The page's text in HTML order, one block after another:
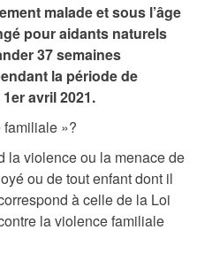
malade et sous l’âge
pour aidants naturels
37 semaines
la période de
avril 2021.
»?
la violence ou la menace de
ou de tout enfant dont il
à celle de la Loi
la violence familiale